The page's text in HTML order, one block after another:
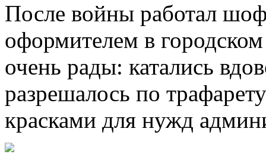
После войны работал
оформителем в
очень рады: катались
разрешалось по
красками для нужд